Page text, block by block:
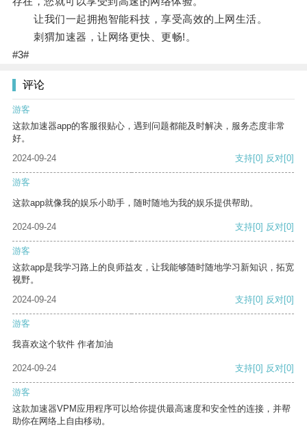
让我们一起拥抱智能科技，享受高效的上网生活。
刺猬加速器，让网络更快、更畅!。
#3#
评论
游客
这款加速器app的客服很贴心，遇到问题都能及时解决，服务态度非常
好。
2024-09-24
支持[0] 反对[0]
游客
这款app就像我的娱乐小助手，随时随地为我的娱乐提供帮助。
2024-09-24 支持[0] 反对[0]
游客
这款app是我学习路上的良师益友，让我能够随时随地学习新知识，拓宽
视野。
2024-09-24
支持[0] 反对[0]
游客
我喜欢这个软件 作者加油
2024-09-24 支持[0] 反对[0]
游客
这款加速器VPM应用程序可以给你提供最高速度和安全性的连接，并帮
助你在网络上自由移动。